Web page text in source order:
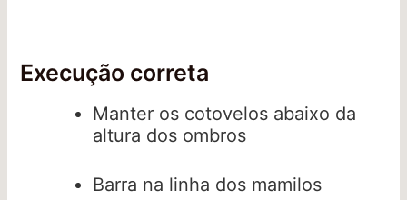
Execução correta
Manter os cotovelos abaixo da
altura dos ombros
Barra na linha dos mamilos